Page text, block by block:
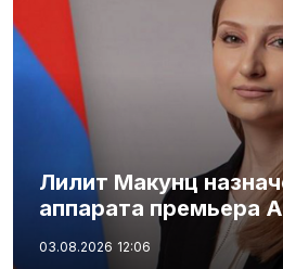
Лилит Макунц
аппарата премьера
03.08.2026 12:06